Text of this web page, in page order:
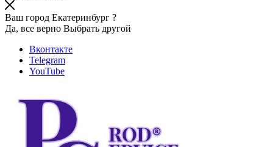
Ваш город Екатеринбург ?
Да, все верно Выбрать другой
Вконтакте
Telegram
YouTube